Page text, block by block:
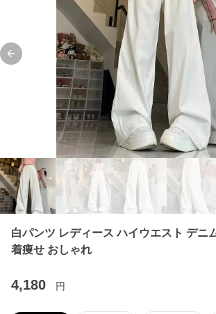
Previous slide
白パンツ レディース ハイウエスト デニ
着痩せ おしゃれ
4,180 円